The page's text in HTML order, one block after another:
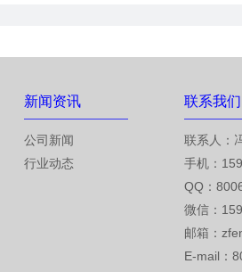
新闻资讯
公司新闻
行业动态
联系我们
联系人：
手机：
QQ：
微信：
邮箱：
E-mail：